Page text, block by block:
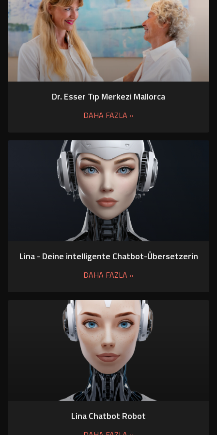
Dr. Esser Tıp Merkezi Mallorca
DAHA FAZLA »
Lina - Deine intelligente Chatbot-Übersetzerin
DAHA FAZLA »
Lina Chatbot Robot